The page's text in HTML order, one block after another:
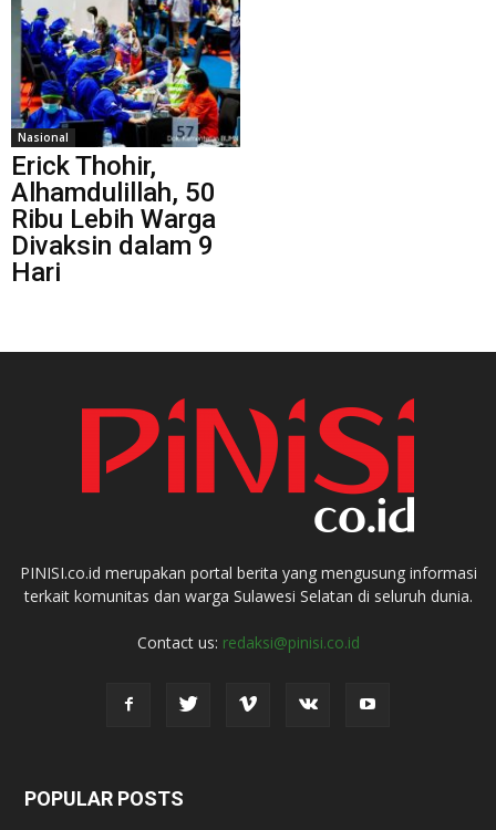
Nasional
Erick Thohir,
Alhamdulillah, 50
Ribu Lebih Warga
Divaksin dalam 9
Hari
PINISI.co.id merupakan portal berita yang mengusung informasi
terkait komunitas dan warga Sulawesi Selatan di seluruh dunia.
Contact us: redaksi@pinisi.co.id
POPULAR POSTS